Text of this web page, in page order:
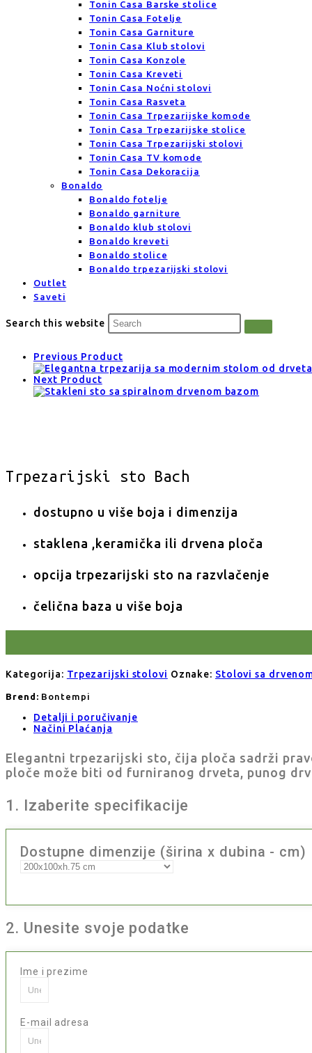
Tonin Casa Barske stolice
Tonin Casa Fotelje
Tonin Casa Garniture
Tonin Casa Klub stolovi
Tonin Casa Konzole
Tonin Casa Kreveti
Tonin Casa Noćni stolovi
Tonin Casa Rasveta
Tonin Casa Trpezarijske komode
Tonin Casa Trpezarijske stolice
Tonin Casa Trpezarijski stolovi
Tonin Casa TV komode
Tonin Casa Dekoracija
Bonaldo
Bonaldo fotelje
Bonaldo garniture
Bonaldo klub stolovi
Bonaldo kreveti
Bonaldo stolice
Bonaldo trpezarijski stolovi
Outlet
Saveti
Search this website
Previous Product
Next Product
Trpezarijski sto Bach
dostupno u više boja i dimenzija
staklena ,keramička ili drvena ploča
opcija trpezarijski sto na razvlačenje
čelična baza u više boja
Kategorija: Trpezarijski stolovi Oznake: Stolovi sa
Brend: Bontempi
Detalji i poručivanje
Načini Plaćanja
Elegantni trpezarijski sto, čija ploča sadrži
ploče može biti od furniranog drveta, punog
1. Izaberite specifikacije
Dostupne dimenzije (širina x dubina - cm)
2. Unesite svoje podatke
Ime i prezime
E-mail adresa